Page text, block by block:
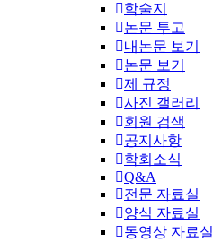
학술지
논문 투고
내논문 보기
논문 보기
제 규정
사진 갤러리
회원 검색
공지사항
학회소식
Q&A
전문 자료실
양식 자료실
동영상 자료실